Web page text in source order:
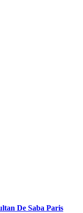
De Saba Paris